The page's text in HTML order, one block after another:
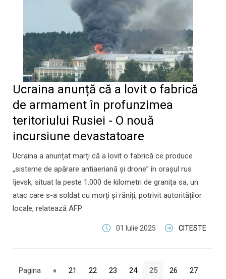
Ucraina anunță că a lovit o fabrică
de armament în profunzimea
teritoriului Rusiei - O nouă
incursiune devastatoare
Ucraina a anunțat marți că a lovit o fabrică ce produce
„sisteme de apărare antiaeriană și drone” în orașul rus
Ijevsk, situat la peste 1.000 de kilometri de granița sa, un
atac care s-a soldat cu morți și răniți, potrivit autorităților
locale, relatează AFP.
01 Iulie 2025 CITESTE
Pagina « 21 22 23 24 25 26 27